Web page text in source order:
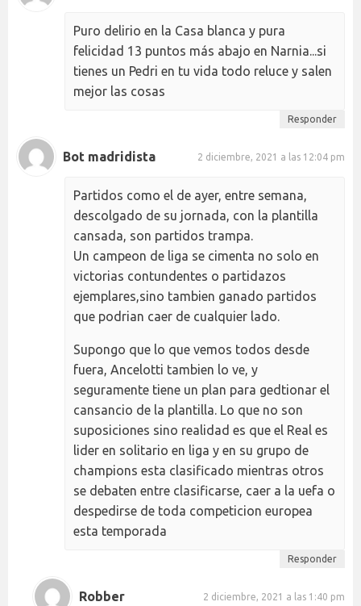
Puro delirio en la Casa blanca y pura
felicidad 13 puntos más abajo en Narnia...si
tienes un Pedri en tu vida todo reluce y salen
mejor las cosas
Responder
Bot madridista 2 diciembre, 2021 a las 12:04 pm
Partidos como el de ayer, entre semana,
descolgado de su jornada, con la plantilla
cansada, son partidos trampa.
Un campeon de liga se cimenta no solo en
victorias contundentes o partidazos
ejemplares,sino tambien ganado partidos
que podrian caer de cualquier lado.
Supongo que lo que vemos todos desde
fuera, Ancelotti tambien lo ve, y
seguramente tiene un plan para gedtionar el
cansancio de la plantilla. Lo que no son
suposiciones sino realidad es que el Real es
lider en solitario en liga y en su grupo de
champions esta clasificado mientras otros
se debaten entre clasificarse, caer a la uefa o
despedirse de toda competicion europea
esta temporada
Responder
Robber 2 diciembre, 2021 a las 1:40 pm